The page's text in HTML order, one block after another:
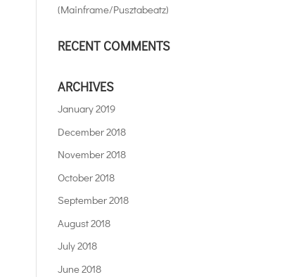
(Mainframe/Pusztabeatz)
RECENT COMMENTS
ARCHIVES
January 2019
December 2018
November 2018
October 2018
September 2018
August 2018
July 2018
June 2018